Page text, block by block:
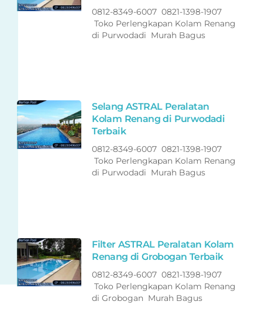
0812-8349-6007 0821-1398-1907
Toko Perlengkapan Kolam Renang
di Purwodadi Murah Bagus
Selang ASTRAL Peralatan
Kolam Renang di Purwodadi
Terbaik
0812-8349-6007 0821-1398-1907
Toko Perlengkapan Kolam Renang
di Purwodadi Murah Bagus
Filter ASTRAL Peralatan Kolam
Renang di Grobogan Terbaik
0812-8349-6007 0821-1398-1907
Toko Perlengkapan Kolam Renang
di Grobogan Murah Bagus